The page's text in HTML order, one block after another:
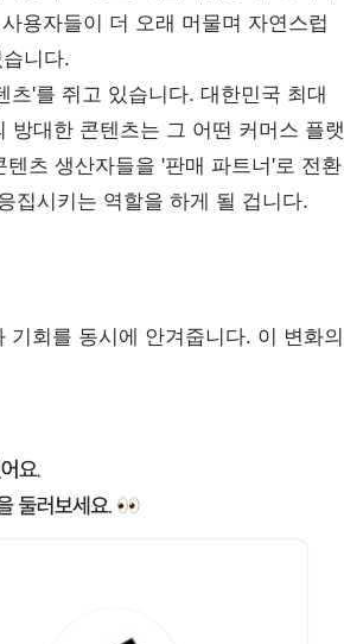
용자들이 더 오래 머물며 자연스럽
니다.
'를 쥐고 있습니다. 대한민국 최대
방대한 콘텐츠는 그 어떤 커머스 플랫
츠 생산자들을 '판매 파트너'로 전환
집시키는 역할을 하게 될 겁니다.
회를 동시에 안겨줍니다. 이 변화의